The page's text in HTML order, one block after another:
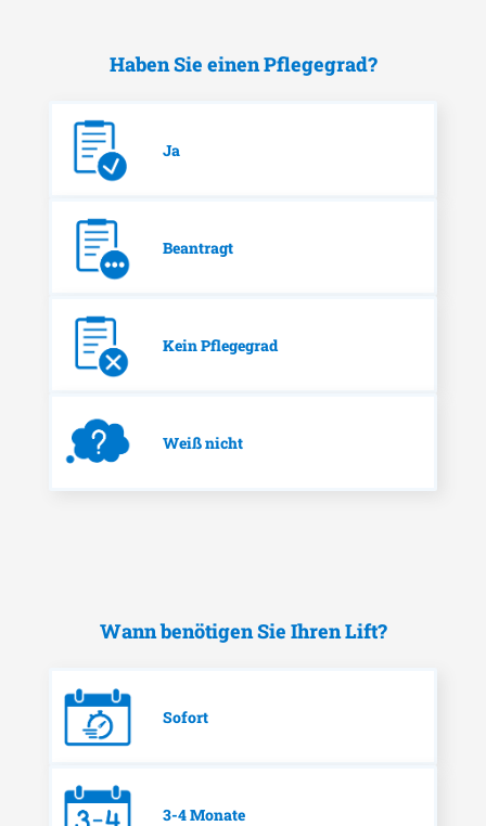
Haben Sie einen Pflegegrad?
Ja
Beantragt
Kein Pflegegrad
Weiß nicht
Wann benötigen Sie Ihren Lift?
Sofort
3-4 Monate